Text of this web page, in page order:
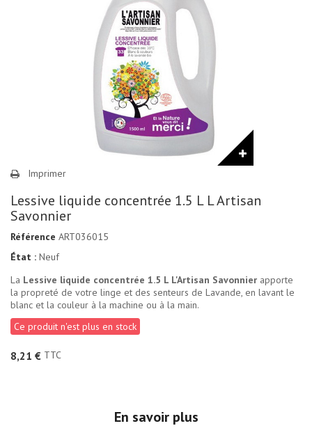
Imprimer
Lessive liquide concentrée 1.5 L L Artisan
Savonnier
Référence ART036015
État : Neuf
La Lessive liquide concentrée 1.5 L L'Artisan Savonnier apporte
la propreté de votre linge et des senteurs de Lavande, en lavant le
blanc et la couleur à la machine ou à la main.
Ce produit n'est plus en stock
8,21 € TTC
En savoir plus